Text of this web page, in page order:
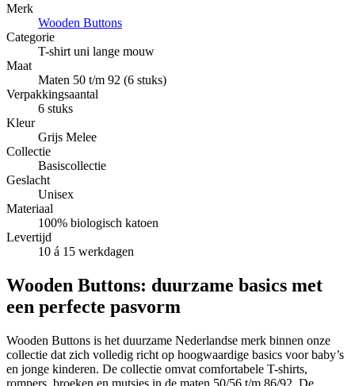
Merk
Wooden Buttons
Categorie
T-shirt uni lange mouw
Maat
Maten 50 t/m 92 (6 stuks)
Verpakkingsaantal
6 stuks
Kleur
Grijs Melee
Collectie
Basiscollectie
Geslacht
Unisex
Materiaal
100% biologisch katoen
Levertijd
10 á 15 werkdagen
Wooden Buttons: duurzame basics met
een perfecte pasvorm
Wooden Buttons is het duurzame Nederlandse merk binnen onze
collectie dat zich volledig richt op hoogwaardige basics voor baby’s
en jonge kinderen. De collectie omvat comfortabele T-shirts,
rompers, broeken en mutsjes in de maten 50/56 t/m 86/92. De